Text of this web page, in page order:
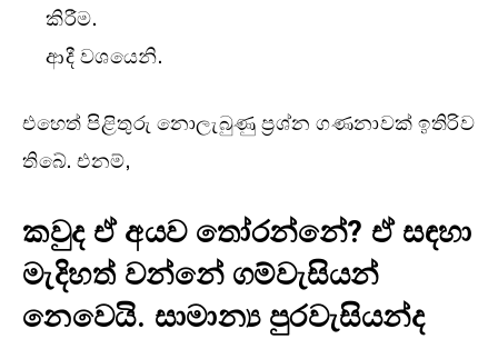
කිරීම.
ආදී වශයෙනි.
එහෙත් පිළිතුරු නොලැබුණු ප්‍රශ්න ගණනාවක් ඉතිරිව
තිබේ. එනම්,
කවුද ඒ අයව තෝරන්නේ? ඒ සඳහා
මැදිහත් වන්නේ ගම්වැසියන්
නෙවෙයි. සාමාන්‍ය පුරවැසියන්ද